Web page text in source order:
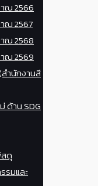
ณ 2566
ณ 2567
ณ 2568
ณ 2569
(สำนักงานสี
ด้าน SDG
สดุ
รมและ